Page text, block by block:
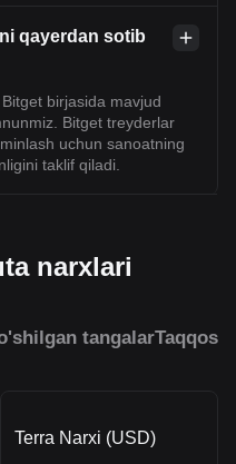
qayerdan sotib
birjasida mavjud
Bitget treyderlar
uchun sanoatning
taklif qiladi.
narxlari
tangalar
Terra Narxi (USD)